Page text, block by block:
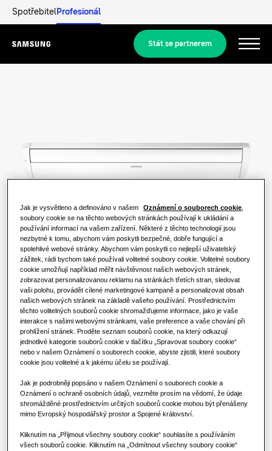
SpotřebitelProfesionál
Menu
Stát se partnerem
Produkty Hero
ŘEŠENÍ PRO VÁŠ DOMOV
Řešení tepelných čerpadel
ŘEŠENÍ PRO KOMERČNÍ BUDOVY.
Klimatizační řešení
Ovladače
Objevit
REZIDENČNÍ ŘEŠENÍ
Co je tepelné čerpadlo a jak funguje?
Výhody tepelného čerpadla
Co je to klimatizace a jak funguje?
KOMERČNÍ ŘEŠENÍ
Hotely
Maloobchod
Profesionálové
O společnosti Samsung
VÝKON: 14.0KW VYTÁPĚNÍ: CHLAZENÍ:
Big Ceiling
AC140RNCDKG/EU
Dostupná kapacita
10.0KW 12.0KW 14.0KW
Dostupný výkon
Jak je vysvětleno a definováno v našem Oznámení o souborech cookie,
soubory cookie se na těchto webových stránkách používají k ukládání a
používání informací na vašem zařízení. Některé z těchto technologií jsou
nezbytné k tomu, abychom vám poskytli bezpečné, dobře fungující a
spolehlivé webové stránky. Abychom vám poskytli co nejlepší uživatelský
zážitek, rádi bychom také používali volitelné soubory cookie. Volitelné soubory
cookie umožňují například měřit návštěvnost našich webových stránek,
zobrazovat personalizovanou reklamu na stránkách třetích stran, sledovat
vaši polohu, provádět cílené marketingové kampaně a personalizovat obsah
našich webových stránek na základě vašeho používání. Prostřednictvím
těchto volitelných souborů cookie shromažďujeme informace, jako je vaše
interakce s našimi webovými stránkami, vaše preference a vaše chování při
prohlížení stránek. Proděte seznam souborů cookie, na který odkazují
jednotlivé kategorie souborů cookie v tlačítku „Spravovat soubory cookie“
nebo v našem Oznámení o souborech cookie, abyste zjistili, které soubory
cookie jsou volitelné a k jakému účelu se používají.
Jak je podrobněji popsáno v našem Oznámení o souborech cookie a
Oznámení o ochraně osobních údajů, vezměte prosím na vědomí, že údaje
shromážděné prostřednictvím určitých souborů cookie mohou být přenášeny
mimo Evropský hospodářský prostor a Spojené království.
Kliknutím na „Přijmout všechny soubory cookie“ souhlasíte s používáním
všech souborů cookie. Kliknutím na „Odmítnout všechny soubory cookie“